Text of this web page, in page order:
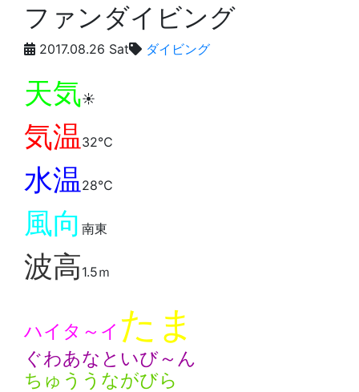
ファンダイビング
2017.08.26 Sat ダイビング
天気☀️
気温 32℃
水温 28℃
風向 南東
波高1.5ｍ
ハイタ～イ たま
ぐわあなといび～ん
ちゅううながびら